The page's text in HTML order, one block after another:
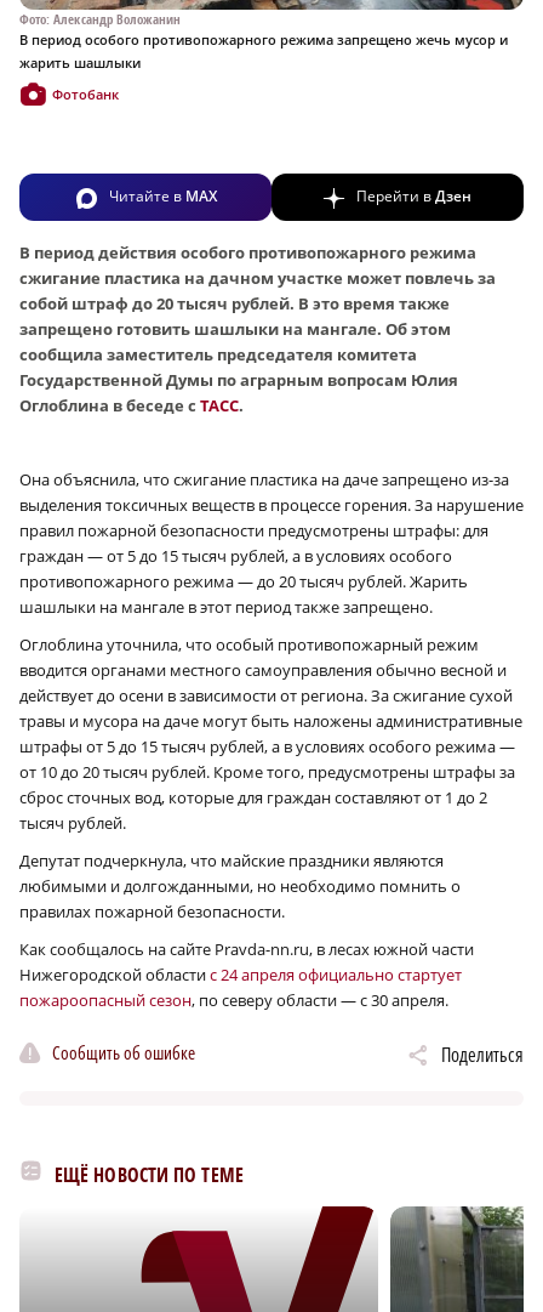
Фото: Александр Воложанин
В период особого противопожарного режима запрещено жечь мусор и
жарить шашлыки
Фотобанк
Читайте в MAX Перейти вДзен
В период действия особого противопожарного режима
сжигание пластика на дачном участке может повлечь за
собой штраф до 20 тысяч рублей. В это время также
запрещено готовить шашлыки на мангале. Об этом
сообщила заместитель председателя комитета
Государственной Думы по аграрным вопросам Юлия
Оглоблина в беседе с ТАСС.
Она объяснила, что сжигание пластика на даче запрещено из-за
выделения токсичных веществ в процессе горения. За нарушение
правил пожарной безопасности предусмотрены штрафы: для
граждан — от 5 до 15 тысяч рублей, а в условиях особого
противопожарного режима — до 20 тысяч рублей. Жарить
шашлыки на мангале в этот период также запрещено.
Оглоблина уточнила, что особый противопожарный режим
вводится органами местного самоуправления обычно весной и
действует до осени в зависимости от региона. За сжигание сухой
травы и мусора на даче могут быть наложены административные
штрафы от 5 до 15 тысяч рублей, а в условиях особого режима —
от 10 до 20 тысяч рублей. Кроме того, предусмотрены штрафы за
сброс сточных вод, которые для граждан составляют от 1 до 2
тысяч рублей.
Депутат подчеркнула, что майские праздники являются
любимыми и долгожданными, но необходимо помнить о
правилах пожарной безопасности.
Как сообщалось на сайте Pravda-nn.ru, в лесах южной части
Нижегородской областис 24 апреля официально стартует
пожароопасный сезон, по северу области — с 30 апреля.
Сообщить об ошибке Поделиться
ЕЩЁ НОВОСТИ ПО ТЕМЕ